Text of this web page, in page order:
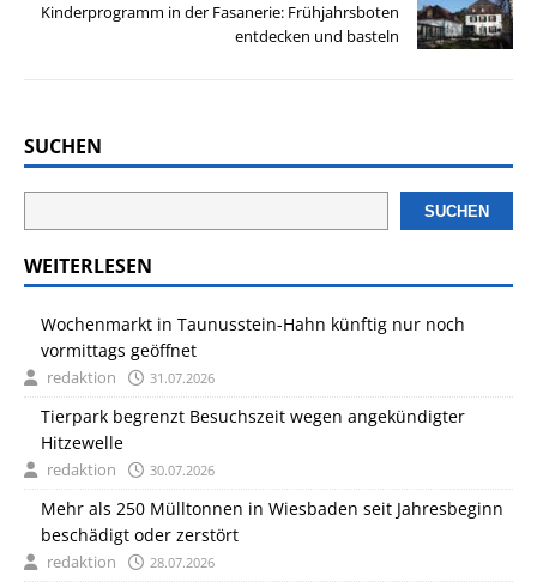
Kinderprogramm in der Fasanerie: Frühjahrsboten
entdecken und basteln
SUCHEN
SUCHEN
WEITERLESEN
Wochenmarkt in Taunusstein-Hahn künftig nur noch
vormittags geöffnet
redaktion 31.07.2026
Tierpark begrenzt Besuchszeit wegen angekündigter
Hitzewelle
redaktion 30.07.2026
Mehr als 250 Mülltonnen in Wiesbaden seit Jahresbeginn
beschädigt oder zerstört
redaktion 28.07.2026